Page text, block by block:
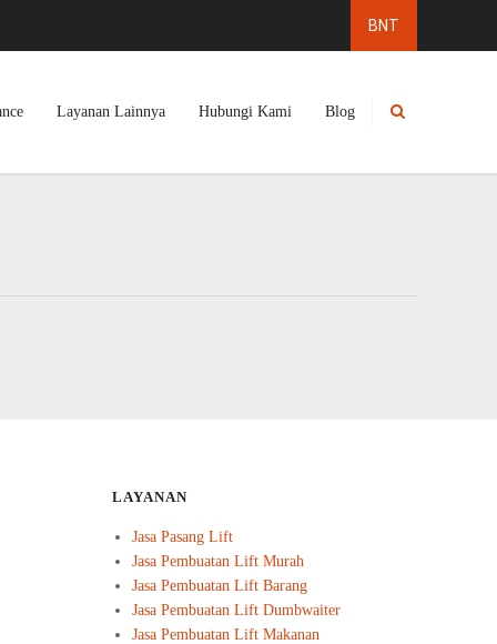
Layanan Lainnya Hubungi Kami Blog
LAYANAN
Jasa Pasang Lift
Jasa Pembuatan Lift Murah
Jasa Pembuatan Lift Barang
Jasa Pembuatan Lift Dumbwaiter
Jasa Pembuatan Lift Makanan